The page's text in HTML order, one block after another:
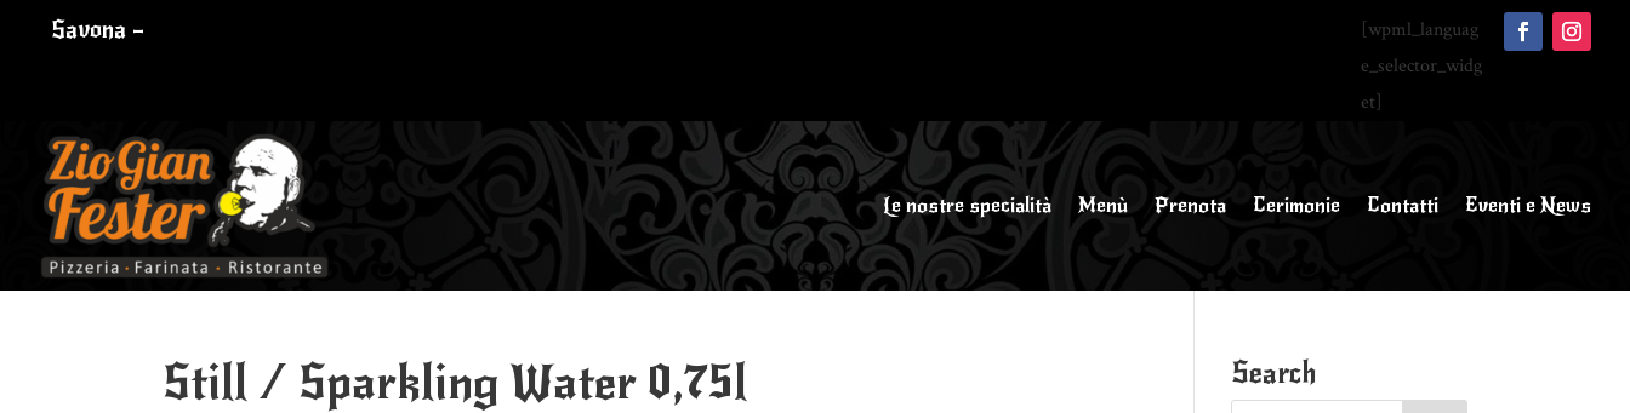
Savona –
[wpml_languag
e_selector_widg
et]
Le nostre specialità Menù Prenota Cerimonie Contatti Eventi e News
Still / Sparkling Water 0,75l Search